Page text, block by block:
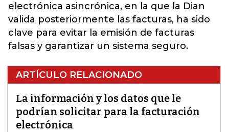
electrónica asincrónica, en la que la Dian
valida posteriormente las facturas, ha sido
clave para evitar la emisión de facturas
falsas y garantizar un sistema seguro.
ARTÍCULO RELACIONADO
La información y los datos que le
podrían solicitar para la facturación
electrónica